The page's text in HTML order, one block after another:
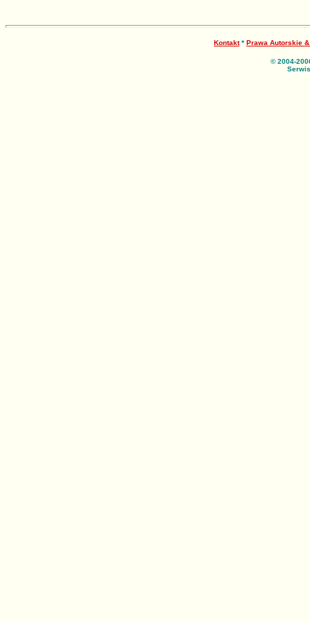
Kontakt* Prawa Autorskie &
© 2004-